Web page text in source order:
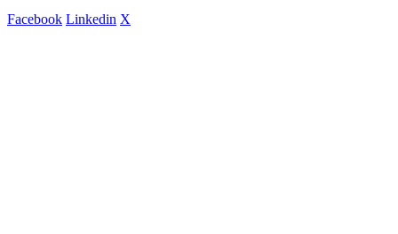
Facebook Linkedin X